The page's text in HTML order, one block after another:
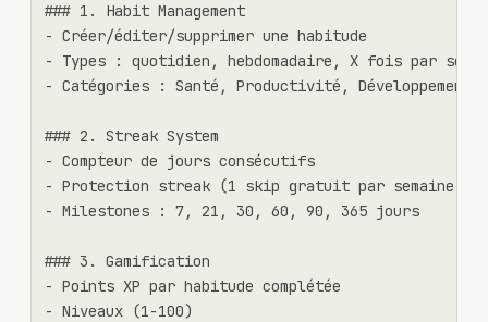
### 1. Habit Management
- Créer/éditer/supprimer une habitude
- Types : quotidien, hebdomadaire, X fois par
- Catégories : Santé, Productivité, Développement
### 2. Streak System
- Compteur de jours consécutifs
- Protection streak (1 skip gratuit par semaine en
- Milestones : 7, 21, 30, 60, 90, 365 jours
### 3. Gamification
- Points XP par habitude complétée
- Niveaux (1-100)